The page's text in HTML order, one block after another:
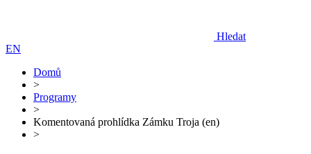
Hledat
EN
Domů
>
Programy
>
Komentovaná prohlídka Zámku Troja (en)
>